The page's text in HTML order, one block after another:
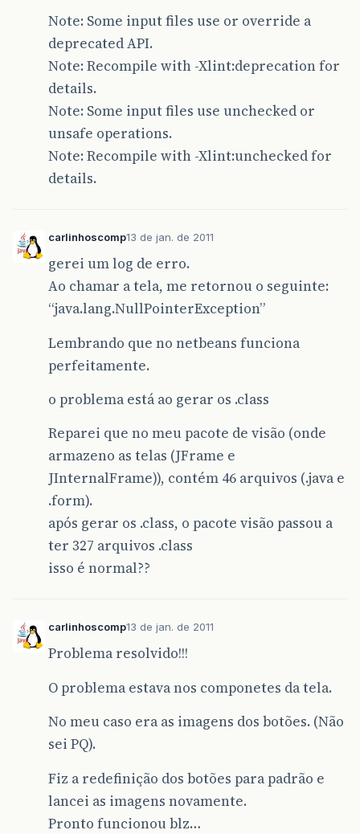
Note: Some input files use or override a
deprecated API.
Note: Recompile with -Xlint:deprecation for
details.
Note: Some input files use unchecked or
unsafe operations.
Note: Recompile with -Xlint:unchecked for
details.
carlinhoscomp13 de jan. de 2011
gerei um log de erro.
Ao chamar a tela, me retornou o seguinte:
“java.lang.NullPointerException”
Lembrando que no netbeans funciona
perfeitamente.
o problema está ao gerar os .class
Reparei que no meu pacote de visão (onde
armazeno as telas (JFrame e
JInternalFrame)), contém 46 arquivos (.java e
.form).
após gerar os .class, o pacote visão passou a
ter 327 arquivos .class
isso é normal??
carlinhoscomp13 de jan. de 2011
Problema resolvido!!!
O problema estava nos componetes da tela.
No meu caso era as imagens dos botões. (Não
sei PQ).
Fiz a redefinição dos botões para padrão e
lancei as imagens novamente.
Pronto funcionou blz…